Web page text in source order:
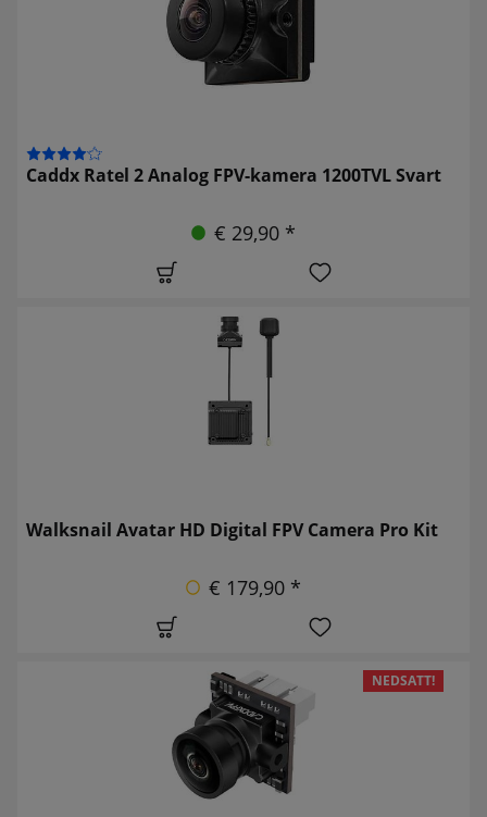
Caddx Ratel 2 Analog FPV-kamera 1200TVL Svart
€ 29,90 *
Walksnail Avatar HD Digital FPV Camera Pro Kit
€ 179,90 *
NEDSATT!